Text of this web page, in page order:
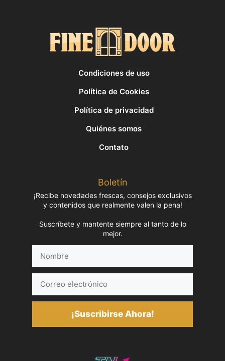
Condiciones de uso
Política de Cookies
Política de privacidad
Quiénes somos
Contato
Boletín
¡Recibe novedades frescas, consejos exclusivos
y contenidos que realmente valen la pena!
Suscríbete y mantente siempre al tanto de lo
mejor.
electrónico
¡Suscribirse Ahora!